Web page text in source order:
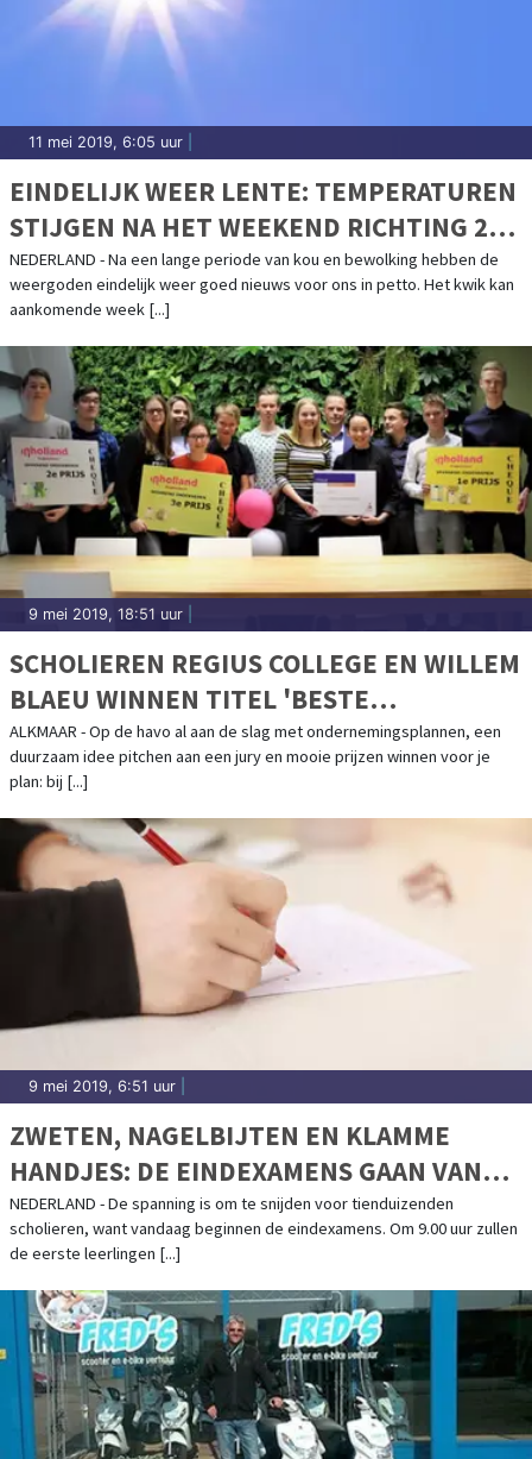
11 mei 2019, 6:05 uur
EINDELIJK WEER LENTE: TEMPERATUREN
STIJGEN NA HET WEEKEND RICHTING 20
GRADEN
NEDERLAND - Na een lange periode van kou en bewolking hebben de
weergoden eindelijk weer goed nieuws voor ons in petto. Het kwik kan
aankomende week [...]
9 mei 2019, 18:51 uur
SCHOLIEREN REGIUS COLLEGE EN WILLEM
BLAEU WINNEN TITEL 'BESTE
ONDERNEMINGSPLAN'
ALKMAAR - Op de havo al aan de slag met ondernemingsplannen, een
duurzaam idee pitchen aan een jury en mooie prijzen winnen voor je
plan: bij [...]
9 mei 2019, 6:51 uur
ZWETEN, NAGELBIJTEN EN KLAMME
HANDJES: DE EINDEXAMENS GAAN VAN
START
NEDERLAND - De spanning is om te snijden voor tienduizenden
scholieren, want vandaag beginnen de eindexamens. Om 9.00 uur zullen
de eerste leerlingen [...]